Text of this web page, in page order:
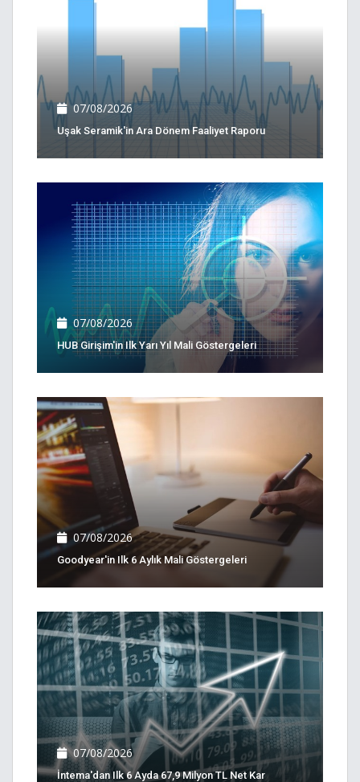
07/08/2026
Uşak Seramik'in Ara Dönem Faaliyet Raporu
07/08/2026
HUB Girişim'in Ilk Yarı Yıl Mali Göstergeleri
07/08/2026
Goodyear'in Ilk 6 Aylık Mali Göstergeleri
07/08/2026
İntema'dan Ilk 6 Ayda 67,9 Milyon TL Net Kar